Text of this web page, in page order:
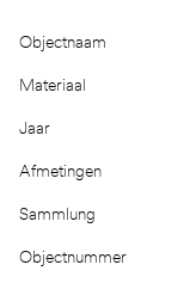
Objectnaam
Materiaal
Jaar
Afmetingen
Sammlung
Objectnummer